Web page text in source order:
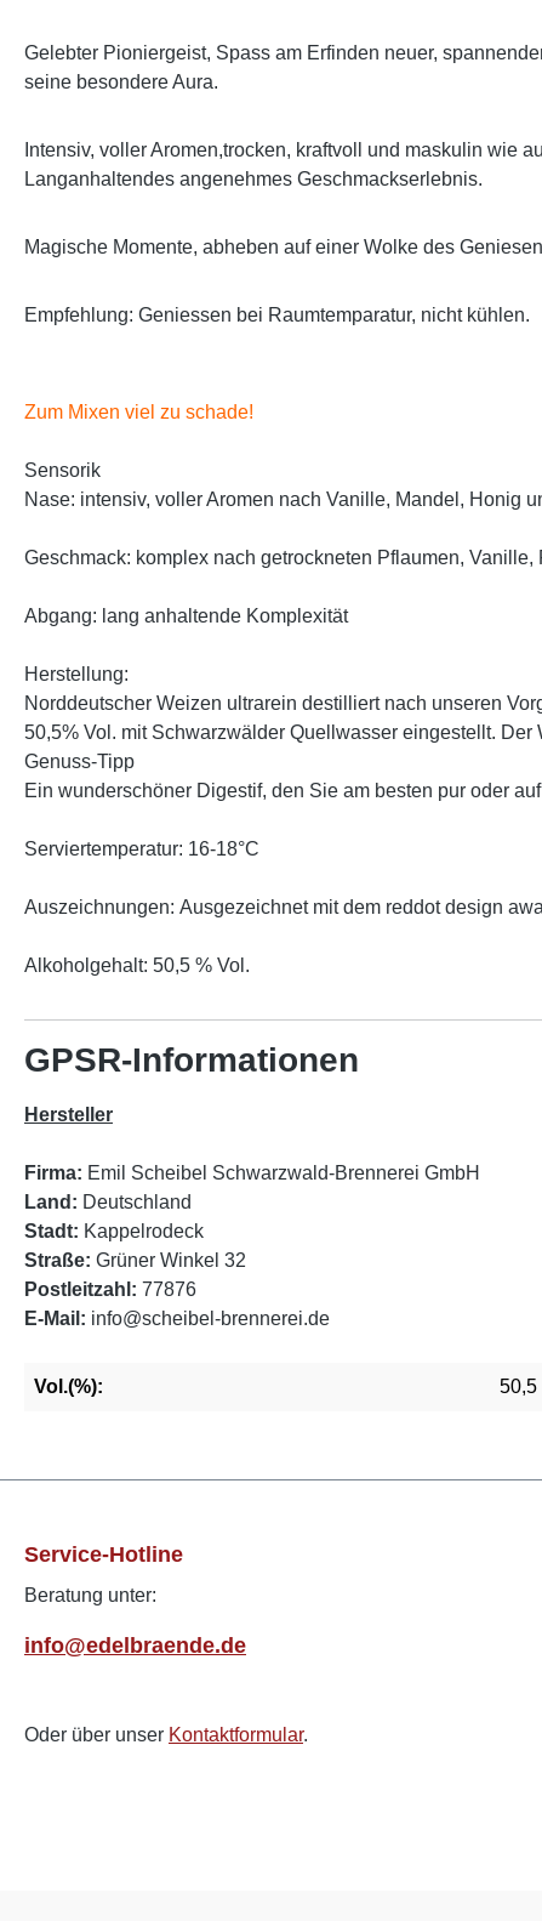
Gelebter Pioniergeist, Spass am Erfinden neuer,
seine besondere Aura.
Intensiv, voller Aromen,trocken, kraftvoll und maskulin wie
Langanhaltendes angenehmes Geschmackserlebnis.
Magische Momente, abheben auf einer Wolke des
Empfehlung: Geniessen bei Raumtemparatur, nicht kühlen.
Zum Mixen viel zu schade!
Sensorik
Nase: intensiv, voller Aromen nach Vanille, Mandel, Honig
Geschmack: komplex nach getrockneten Pflaumen,
Abgang: lang anhaltende Komplexität
Herstellung:
Norddeutscher Weizen ultrarein destilliert nach unseren
50,5% Vol. mit Schwarzwälder Quellwasser eingestellt.
Genuss-Tipp
Ein wunderschöner Digestif, den Sie am besten pur oder
Serviertemperatur: 16-18°C
Auszeichnungen: Ausgezeichnet mit dem reddot design
Alkoholgehalt: 50,5 % Vol.
GPSR-Informationen
Hersteller
Firma: Emil Scheibel Schwarzwald-Brennerei GmbH
Land: Deutschland
Stadt: Kappelrodeck
Straße: Grüner Winkel 32
Postleitzahl: 77876
E-Mail: info@scheibel-brennerei.de
Vol.(%): 50,5
Service-Hotline
Beratung unter:
info@edelbraende.de
Oder über unser Kontaktformular.